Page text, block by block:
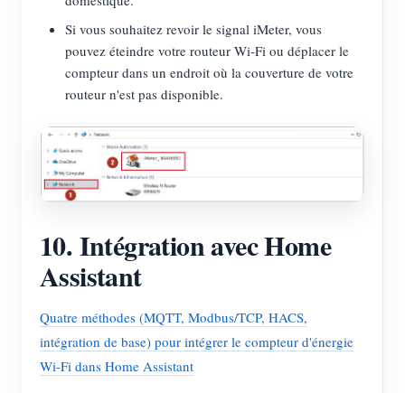
Si vous souhaitez revoir le signal iMeter, vous
pouvez éteindre votre routeur Wi-Fi ou déplacer le
compteur dans un endroit où la couverture de votre
routeur n'est pas disponible.
10. Intégration avec Home
Assistant
Quatre méthodes (MQTT, Modbus/TCP, HACS,
intégration de base) pour intégrer le compteur d'énergie
Wi-Fi dans Home Assistant